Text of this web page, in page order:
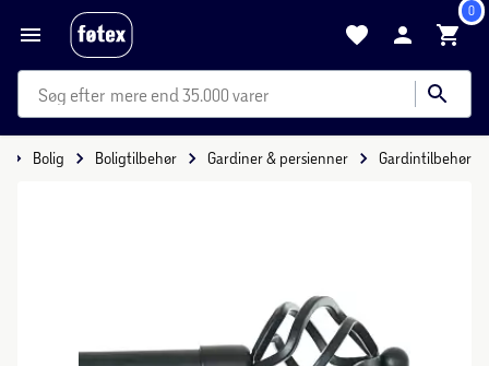
0
mere end 35.000 varer
Bolig Boligtilbehør Gardiner & persienner Gardintilbehør